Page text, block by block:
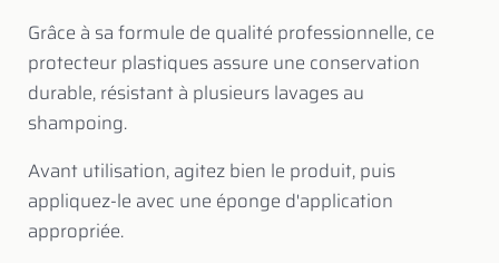
Grâce à sa formule de qualité professionnelle, ce
protecteur plastiques assure une conservation
durable, résistant à plusieurs lavages au
shampoing.
Avant utilisation, agitez bien le produit, puis
appliquez-le avec une éponge d'application
appropriée.